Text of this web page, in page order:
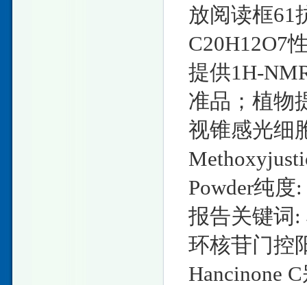
放阅读框61
C20H12O7
提供1H-
准品；植物
视锥感光细
Powder纯
报告关键词
环核苷门控
Hancinone